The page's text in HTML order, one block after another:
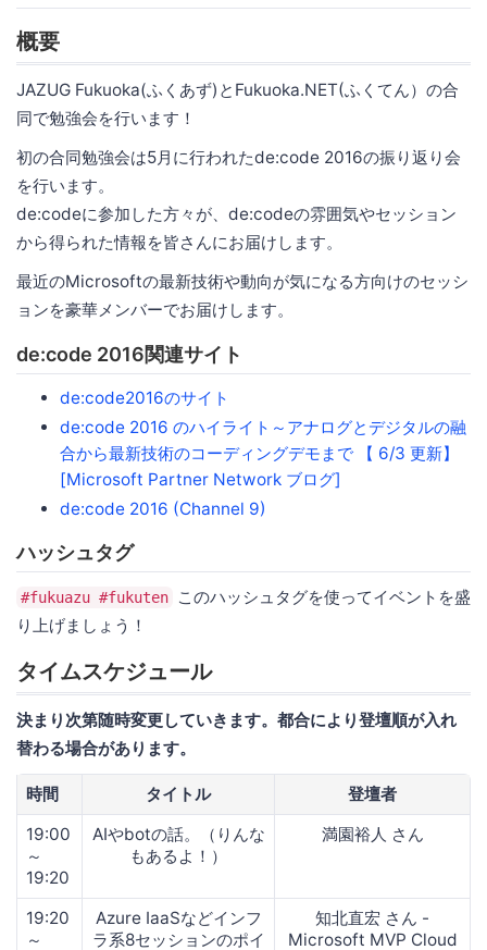
概要
JAZUG Fukuoka(ふくあず)とFukuoka.NET(ふくてん）の合
同で勉強会を行います！
初の合同勉強会は5月に行われたde:code 2016の振り返り会
を行います。
de:codeに参加した方々が、de:codeの雰囲気やセッション
から得られた情報を皆さんにお届けします。
最近のMicrosoftの最新技術や動向が気になる方向けのセッシ
ョンを豪華メンバーでお届けします。
de:code 2016関連サイト
de:code2016のサイト
de:code 2016 のハイライト～アナログとデジタルの融
合から最新技術のコーディングデモまで 【 6/3 更新】
[Microsoft Partner Network ブログ]
de:code 2016 (Channel 9)
ハッシュタグ
#fukuazu #fukuten
このハッシュタグを使ってイベントを盛
り上げましょう！
タイムスケジュール
決まり次第随時変更していきます。都合により登壇順が入れ
替わる場合があります。
時間 タイトル
登壇者
19:00
～
19:20
AIやbotの話。（りんな
もあるよ！）
満園裕人 さん
19:20
～
Azure IaaSなどインフ
ラ系8セッションのポイ
知北直宏 さん -
Microsoft MVP Cloud